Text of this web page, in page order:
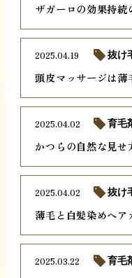
ザガーロの効果持続
頭皮マッサージは薄
2025.04.19 抜け
かつらの自然な見
2025.04.02 育毛
薄毛と白髪染めヘア
2025.04.02 抜け
2025.03.22 育毛